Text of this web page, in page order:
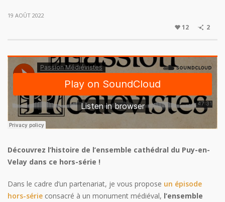
19 AOÛT 2022
12 2
Découvrez l’histoire de l’ensemble cathédral du Puy-en-
Velay dans ce hors-série !
Dans le cadre d’un partenariat, je vous propose un épisode
hors-série consacré à un monument médiéval, l’ensemble